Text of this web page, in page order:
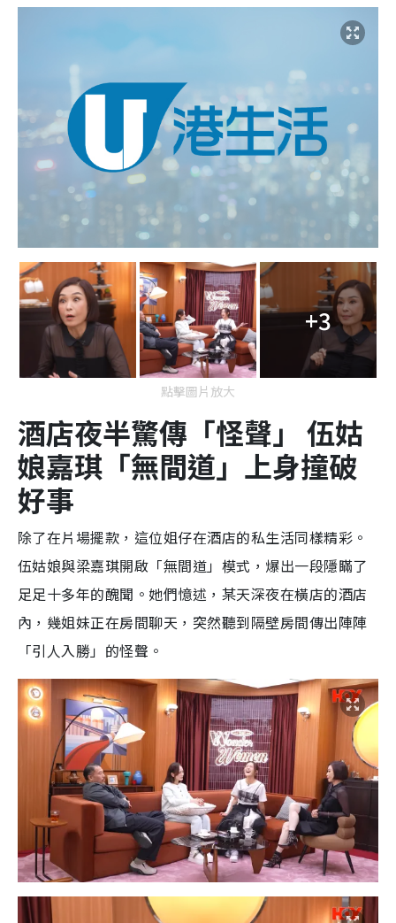
+3
點擊圖片放大
酒店夜半驚傳「怪聲」 伍姑
娘嘉琪「無間道」上身撞破
好事
除了在片場擺款，這位姐仔在酒店的私生活同樣精彩。
伍姑娘與梁嘉琪開啟「無間道」模式，爆出一段隱瞞了
足足十多年的醜聞。她們憶述，某天深夜在橫店的酒店
內，幾姐妹正在房間聊天，突然聽到隔壁房間傳出陣陣
「引人入勝」的怪聲。